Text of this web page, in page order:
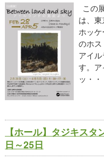
この
は、東
ホッ
のホス
アイ
す。
ッ・・
【ホール】タジキス
日～25日